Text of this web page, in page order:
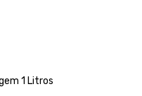
1 Litros